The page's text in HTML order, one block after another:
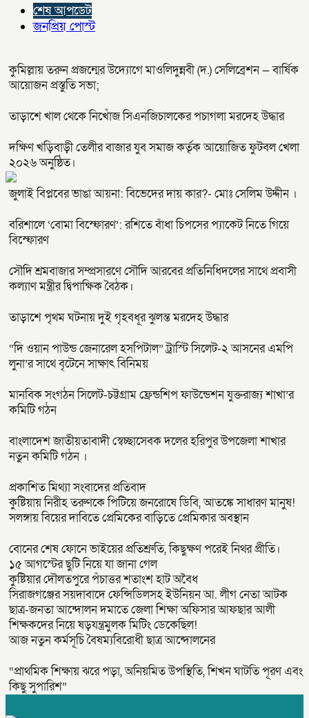
শেষ আপডেট
জনপ্রিয় পোস্ট
কুমিল্লায় তরুন প্রজন্মের উদ্যোগে মাওলিদুন্নবী (দ.) সেলিব্রেশন — বার্ষিক
আয়োজন প্রস্তুতি সভা;
তাড়াশে খাল থেকে নিখোঁজ সিএনজিচালকের পচাগলা মরদেহ উদ্ধার
দক্ষিণ খড়িবাড়ী তেলীর বাজার যুব সমাজ কর্তৃক আয়োজিত ফুটবল খেলা
২০২৬ অনুষ্ঠিত।
জুলাই বিপ্লবের ভাঙা আয়না: বিভেদের দায় কার?- মোঃ সেলিম উদ্দীন ।
বরিশালে ‘বোমা বিস্ফোরণ’: রশিতে বাঁধা চিপসের প্যাকেট নিতে গিয়ে
বিস্ফোরণ
সৌদি শ্রমবাজার সম্প্রসারণে সৌদি আরবের প্রতিনিধিদলের সাথে প্রবাসী
কল্যাণ মন্ত্রীর দ্বিপাক্ষিক বৈঠক।
তাড়াশে পৃথম ঘটনায় দুই গৃহবধূর ঝুলন্ত মরদেহ উদ্ধার
“দি ওয়ান পাউন্ড জেনারেল হসপিটাল” ট্রাস্টি সিলেট-২ আসনের এমপি
লুনা’র সা‌থে বৃটেনে সাক্ষাৎ বিনিময়
মানবিক সংগঠন সিলেট-চট্টগ্রাম ফ্রেন্ডশিপ ফাউন্ডেশন যুক্তরাজ্য শাখা’র
কমিটি গঠন
বাংলাদেশ জাতীয়তাবাদী স্বেচ্ছাসেবক দলের হরিপুর উপজেলা শাখার
নতুন কমিটি গঠন ।
প্রকাশিত মিথ্যা সংবাদের প্রতিবাদ
কুষ্টিয়ায় নিরীহ তরুণকে পিটিয়ে জনরোষে ডিবি, আতঙ্কে সাধারণ মানুষ!
সলঙ্গায় বিয়ের দাবিতে প্রেমিকের বাড়িতে প্রেমিকার অবস্থান
বোনের শেষ ফোনে ভাইয়ের প্রতিশ্রুতি, কিছুক্ষণ পরেই নিথর প্রীতি।
১৫ আগস্টের ছুটি নিয়ে যা জানা গেল
কুষ্টিয়ার দৌলতপুরে পঁচাত্তর শতাংশ হাট অবৈধ
সিরাজগঞ্জের সয়দাবাদে ফেন্সিডিলসহ ইউনিয়ন আ. লীগ নেতা আটক
ছাত্র-জনতা আন্দোলন দমাতে জেলা শিক্ষা অফিসার আফছার আলী
শিক্ষকদের নিয়ে ষড়যন্ত্রমুলক মিটিং ডেকেছিল!
আজ নতুন কর্মসূচি বৈষম্যবিরোধী ছাত্র আন্দোলনের
“প্রাথমিক শিক্ষায় ঝরে পড়া, অনিয়মিত উপস্থিতি, শিখন ঘাটতি পূরণ এবং
কিছু সুপারিশ”